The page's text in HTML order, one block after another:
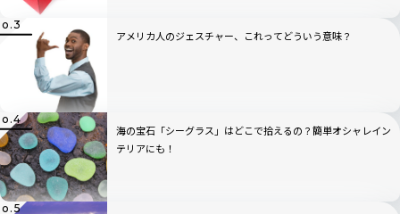
アメリカ人のジェスチャー、これってどういう意味？
海の宝石「シーグラス」はどこで拾えるの？簡単オシャレイン
テリアにも！